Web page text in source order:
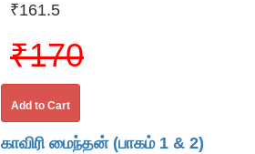
₹161.5
₹170
Add to Cart
காவிரி மைந்தன் (பாகம் 1 & 2)